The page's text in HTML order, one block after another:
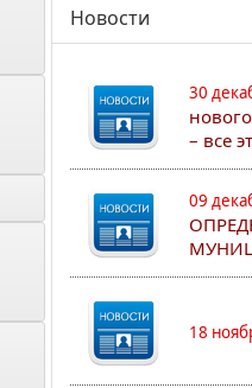
Новости
30
– все
09
18